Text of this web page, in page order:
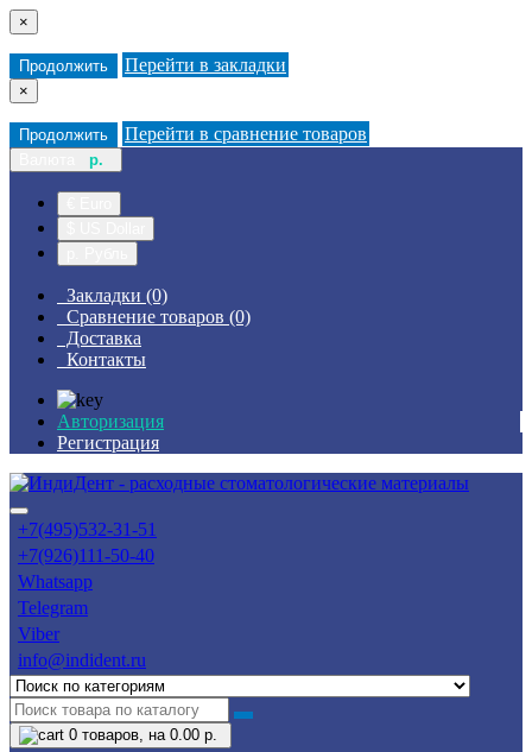
×
Продолжить Перейти в закладки
×
Продолжить Перейти в сравнение товаров
р.
Закладки (0)
Сравнение товаров (0)
Доставка
Контакты
Авторизация
Регистрация
+7(495)532-31-51
+7(926)111-50-40
Whatsapp
Telegram
Viber
info@indident.ru
0 товаров, на 0.00 р.